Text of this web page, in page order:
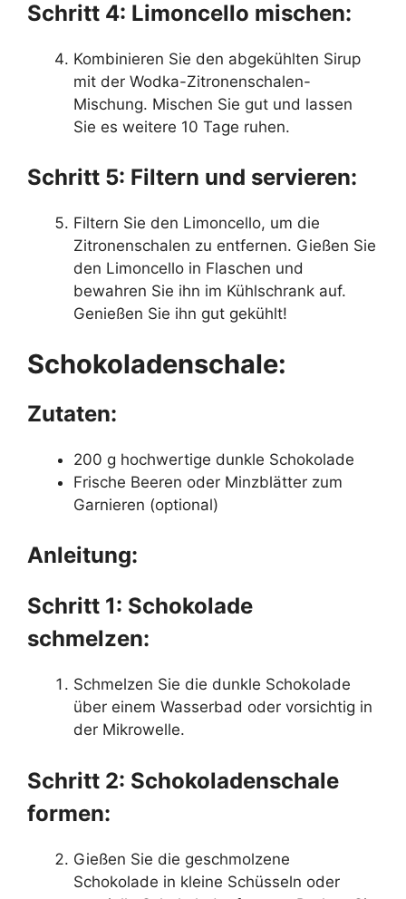
Schritt 4: Limoncello mischen:
Kombinieren Sie den abgekühlten Sirup
mit der Wodka-Zitronenschalen-
Mischung. Mischen Sie gut und lassen
Sie es weitere 10 Tage ruhen.
Schritt 5: Filtern und servieren:
Filtern Sie den Limoncello, um die
Zitronenschalen zu entfernen. Gießen Sie
den Limoncello in Flaschen und
bewahren Sie ihn im Kühlschrank auf.
Genießen Sie ihn gut gekühlt!
Schokoladenschale:
Zutaten:
200 g hochwertige dunkle Schokolade
Frische Beeren oder Minzblätter zum
Garnieren (optional)
Anleitung:
Schritt 1: Schokolade
schmelzen:
Schmelzen Sie die dunkle Schokolade
über einem Wasserbad oder vorsichtig in
der Mikrowelle.
Schritt 2: Schokoladenschale
formen:
Gießen Sie die geschmolzene
Schokolade in kleine Schüsseln oder